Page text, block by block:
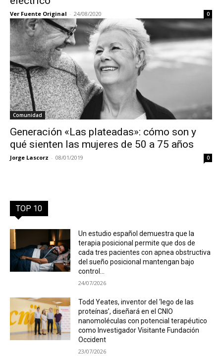
Ver Fuente Original - 24/08/2020 0
Comunidad
Generación «Las plateadas»: cómo son y
qué sienten las mujeres de 50 a 75 años
Jorge Lascorz - 08/01/2019 0
TOP 10
Un estudio español demuestra que la
terapia posicional permite que dos de
cada tres pacientes con apnea obstructiva
del sueño posicional mantengan bajo
control...
24/07/2026
Todd Yeates, inventor del ‘lego de las
proteínas’, diseñará en el CNIO
nanomoléculas con potencial terapéutico
como Investigador Visitante Fundación
Occident
23/07/2026